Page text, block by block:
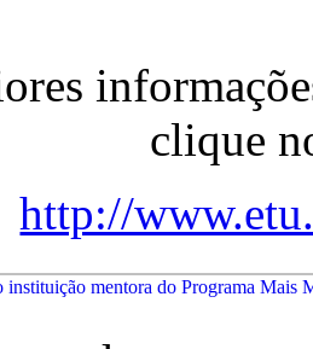
clique
http://